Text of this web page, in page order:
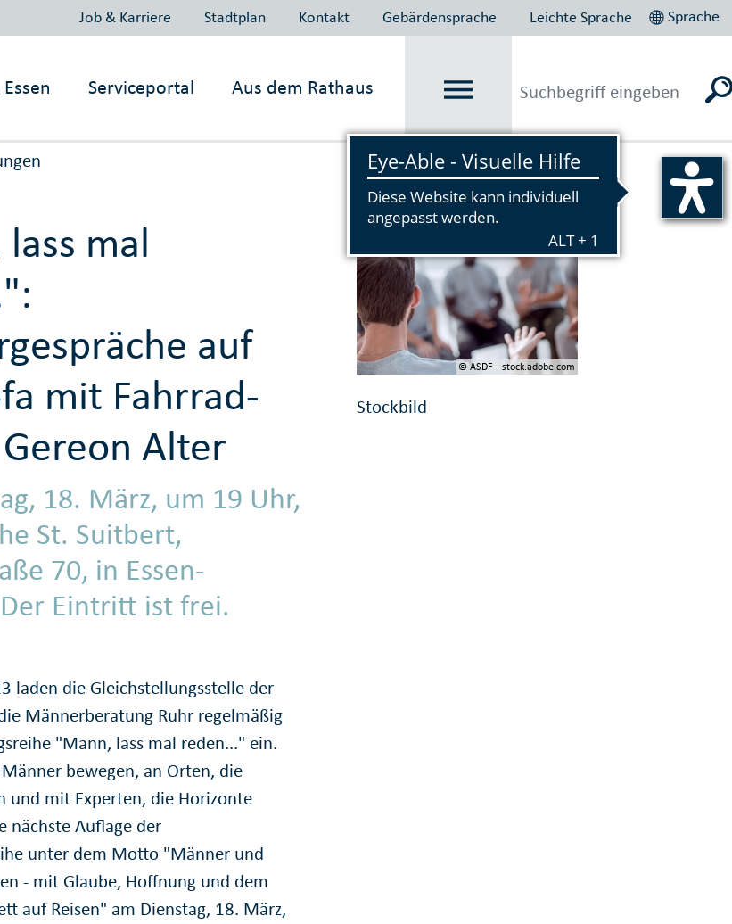
Job & Karriere Stadtplan Kontakt Gebärdensprache Leichte Sprache Sprache
Essen Serviceportal Aus dem Rathaus
Vorlesen
mal
auf
mit Fahrrad-
Alter
18. März, um 19 Uhr,
St. Suitbert,
70, in Essen-
Eintritt ist frei.
laden die Gleichstellungsstelle der
Männerberatung Ruhr regelmäßig
"Mann, lass mal reden..." ein.
bewegen, an Orten, die
und mit Experten, die Horizonte
nächste Auflage der
unter dem Motto "Männer und
- mit Glaube, Hoffnung und dem
auf Reisen" am Dienstag, 18. März,
© ASDF - stock.adobe.com
Stockbild